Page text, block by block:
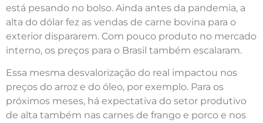
está pesando no bolso. Ainda antes da pandemia, a
alta do dólar fez as vendas de carne bovina para o
exterior dispararem. Com pouco produto no mercado
interno, os preços para o Brasil também escalaram.
Essa mesma desvalorização do real impactou nos
preços do arroz e do óleo, por exemplo. Para os
próximos meses, há expectativa do setor produtivo
de alta também nas carnes de frango e porco e nos